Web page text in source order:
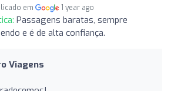
em 1 year ago
Passagens baratas, sempre
e é de alta confiança.
Viagens